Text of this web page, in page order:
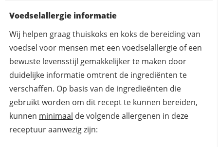
Voedselallergie informatie
Wij helpen graag thuiskoks en koks de bereiding van
voedsel voor mensen met een voedselallergie of een
bewuste levensstijl gemakkelijker te maken door
duidelijke informatie omtrent de ingrediënten te
verschaffen. Op basis van de ingredieënten die
gebruikt worden om dit recept te kunnen bereiden,
kunnen minimaal de volgende allergenen in deze
receptuur aanwezig zijn: